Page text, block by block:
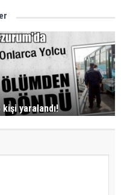
kişi yaralandı!